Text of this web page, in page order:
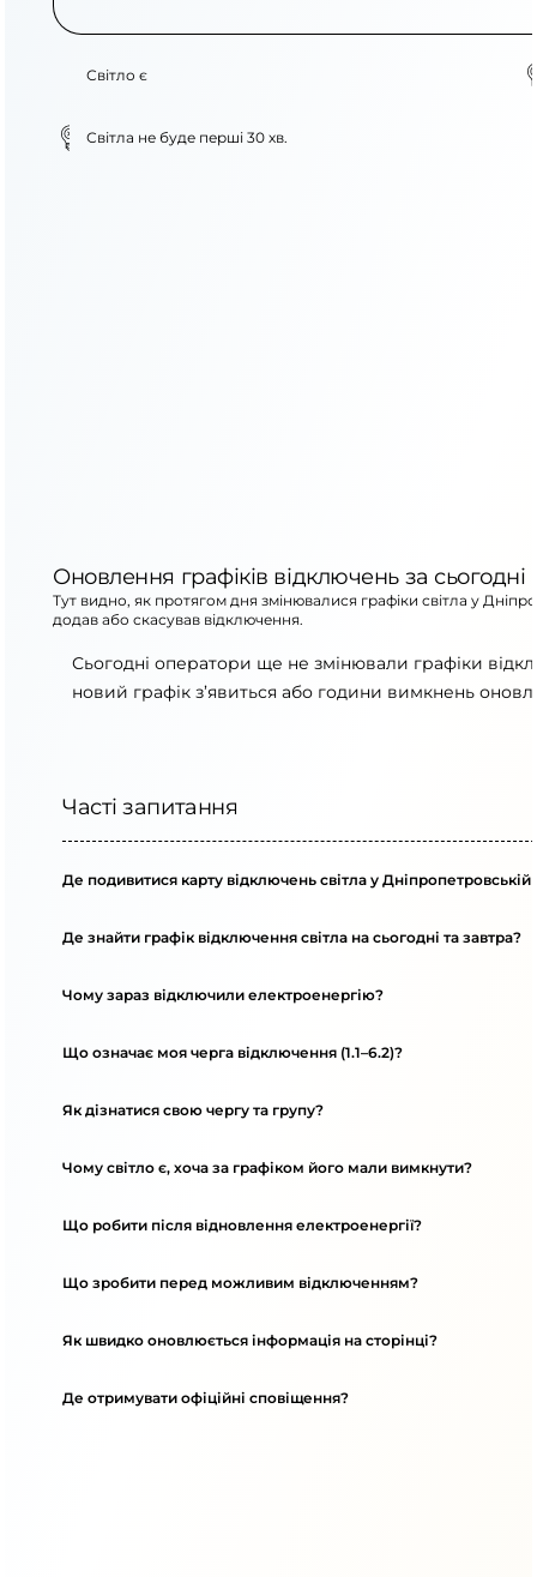
Світло є
Світла не буде перші 30 хв.
Оновлення графіків відключень за сьогодні
Тут видно, як протягом дня змінювалися графіки світла у
додав або скасував відключення.
Сьогодні оператори ще не змінювали графіки
новий графік з’явиться або години вимкнень
Часті запитання
Де подивитися карту відключень світла у Дніпропетровській
Де знайти графік відключення світла на сьогодні та завтра?
Чому зараз відключили електроенергію?
Що означає моя черга відключення (1.1–6.2)?
Як дізнатися свою чергу та групу?
Чому світло є, хоча за графіком його мали вимкнути?
Що робити після відновлення електроенергії?
Що зробити перед можливим відключенням?
Як швидко оновлюється інформація на сторінці?
Де отримувати офіційні сповіщення?